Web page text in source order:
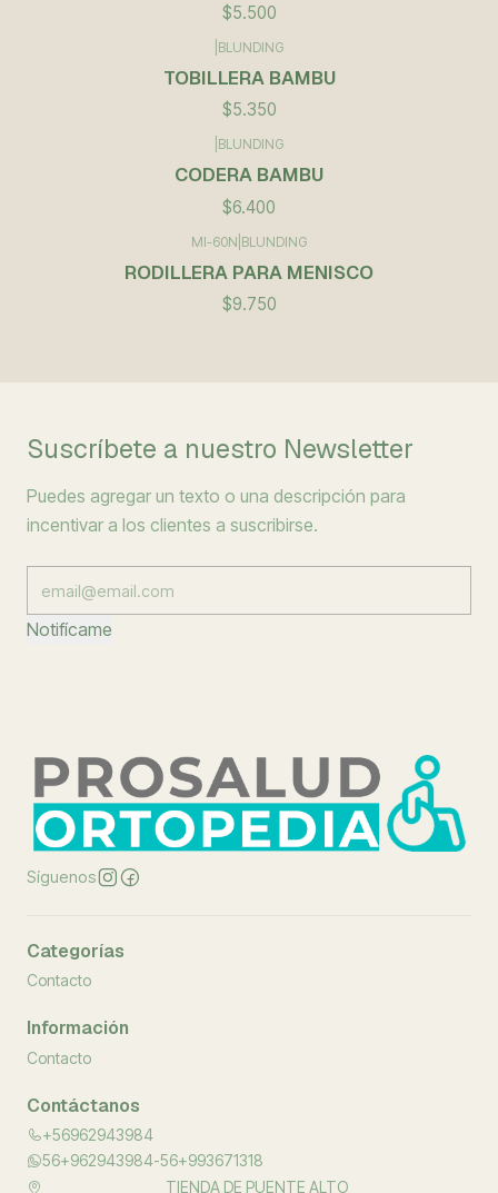
$5.500
BLUNDING
TOBILLERA BAMBU
$5.350
BLUNDING
CODERA BAMBU
$6.400
MI-60N BLUNDING
RODILLERA PARA MENISCO
$9.750
Suscríbete a nuestro Newsletter
Puedes agregar un texto o una descripción para
incentivar a los clientes a suscribirse.
Notifícame
Síguenos
Categorías
Contacto
Información
Contacto
Contáctanos
+56962943984
56+962943984-56+993671318
TIENDA DE PUENTE ALTO